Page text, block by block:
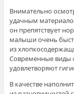
Внимательно
удачным
он препятствует
малыши очень
из
Современные виды
удовлетворяют
В качестве